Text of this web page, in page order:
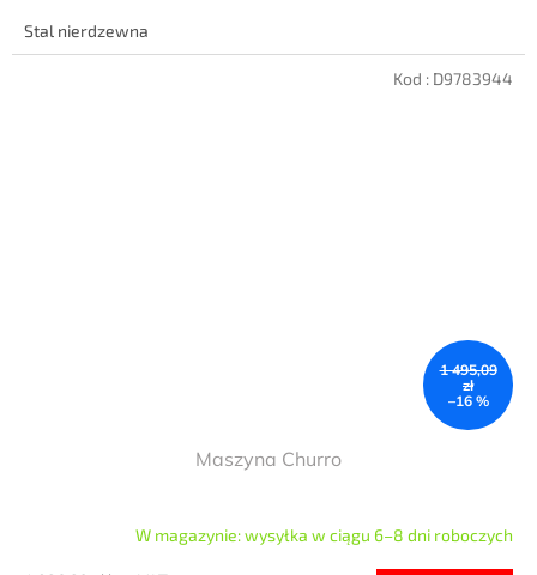
Stal nierdzewna
1 495,09
zł
–16 %
Maszyna Churro
W magazynie: wysyłka w ciągu 6–8 dni roboczych
Kod : D9783944